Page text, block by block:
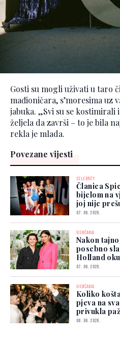
Gosti su mogli uživati u taro
mađioničara, s’moresima uz
jabuka. „Svi su se
željela da završi – to je bila
rekla je mlada.
Povezane vijesti
CELEBRITY
Članica
bijelom na
joj nije
07. 08. 2026.
VJENČANJA
Nakon
posebno
Holland
07. 08. 2026.
VJENČANJA
Koliko
pjeva na
privukla
06. 08. 2026.